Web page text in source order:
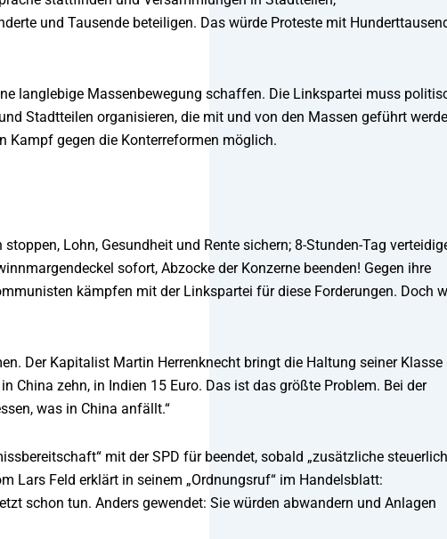
und Tausende beteiligen. Das würde Proteste mit
langlebige Massenbewegung schaffen. Die Linkspartei muss
Stadtteilen organisieren, die mit und von den Massen geführt
Kampf gegen die Konterreformen möglich.
Lohn, Gesundheit und Rente sichern; 8-Stunden-Tag
sofort, Abzocke der Konzerne beenden! Gegen ihre
kämpfen mit der Linkspartei für diese Forderungen. Doch
Der Kapitalist Martin Herrenknecht bringt die Haltung seiner
China zehn, in Indien 15 Euro. Das ist das größte Problem. Bei der
was in China anfällt.“
mit der SPD für beendet, sobald „zusätzliche
Lars Feld erklärt in seinem „Ordnungsruf“ im Handelsblatt:
schon tun. Anders gewendet: Sie würden abwandern und Anlagen